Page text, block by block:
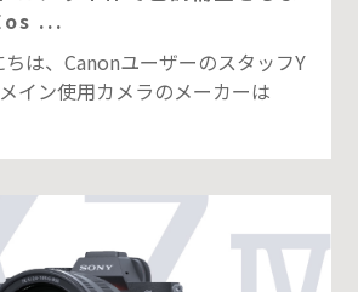
...
は、CanonユーザーのスタッフY
イン使用カメラのメーカーは